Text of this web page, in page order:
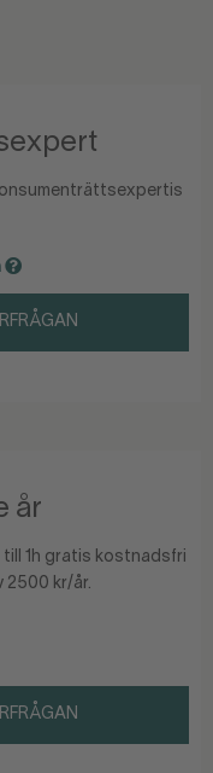
år
till 1h gratis kostnadsfri
2500 kr/år.